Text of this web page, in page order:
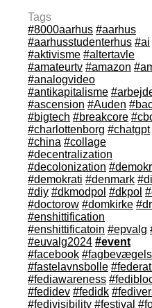
Tags
#8000aarhus #aarhus
#aarhusstudenterhus #ai
#aktivisme #altertavle
#amateurtv #amazon
#analogvideo
#antikapitalisme
#ascension #Auden
#bigtech #breakcore
#charlottenborg #chatgpt
#china #collage
#decentralization
#decolonization
#demokrati #denmark
#diy #dkmodpol #dkpol
#doctorow #domkirke #dr
#enshittification
#enshittificatoin #epvalg
#euvalg2024 #event
#facebook
#fastelavnsbolle
#fediawareness
#fedidev #fedidk
#fedivisibility #festival